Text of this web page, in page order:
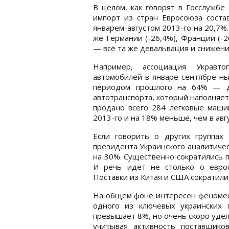
В целом, как говорят в
импорт из стран Евросоюза
январем-августом 2013-го на
же Германии (-26,4%), Франции (-
— всё та же девальвация и
Например, ассоциация
автомобилей в январе-сентябре
периодом прошлого на 64% —
автотранспорта, который
продано всего 284 легковые
2013-го и на 18% меньше, чем в
Если говорить о других
президента Украинского
на 30%. Существенно
И речь идёт не столько о
Поставки из Китая и США
На общем фоне интересен
одного из ключевых
превышает 8%, но очень скоро
учитывая активность